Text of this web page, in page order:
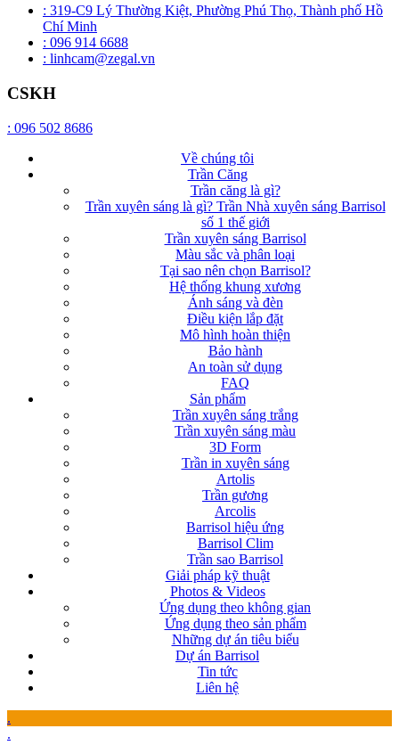
: 319-C9 Lý Thường Kiệt, Phường Phú Thọ, Thành phố Hồ
Chí Minh
: 096 914 6688
: linhcam@zegal.vn
CSKH
: 096 502 8686
Về chúng tôi
Trần Căng
Trần căng là gì?
Trần xuyên sáng là gì? Trần Nhà xuyên sáng Barrisol
số 1 thế giới
Trần xuyên sáng Barrisol
Màu sắc và phân loại
Tại sao nên chọn Barrisol?
Hệ thống khung xương
Ánh sáng và đèn
Điều kiện lắp đặt
Mô hình hoàn thiện
Bảo hành
An toàn sử dụng
FAQ
Sản phẩm
Trần xuyên sáng trắng
Trần xuyên sáng màu
3D Form
Trần in xuyên sáng
Artolis
Trần gương
Arcolis
Barrisol hiệu ứng
Barrisol Clim
Trần sao Barrisol
Giải pháp kỹ thuật
Photos & Videos
Ứng dụng theo không gian
Ứng dụng theo sản phẩm
Những dự án tiêu biểu
Dự án Barrisol
Tin tức
Liên hệ
.
.